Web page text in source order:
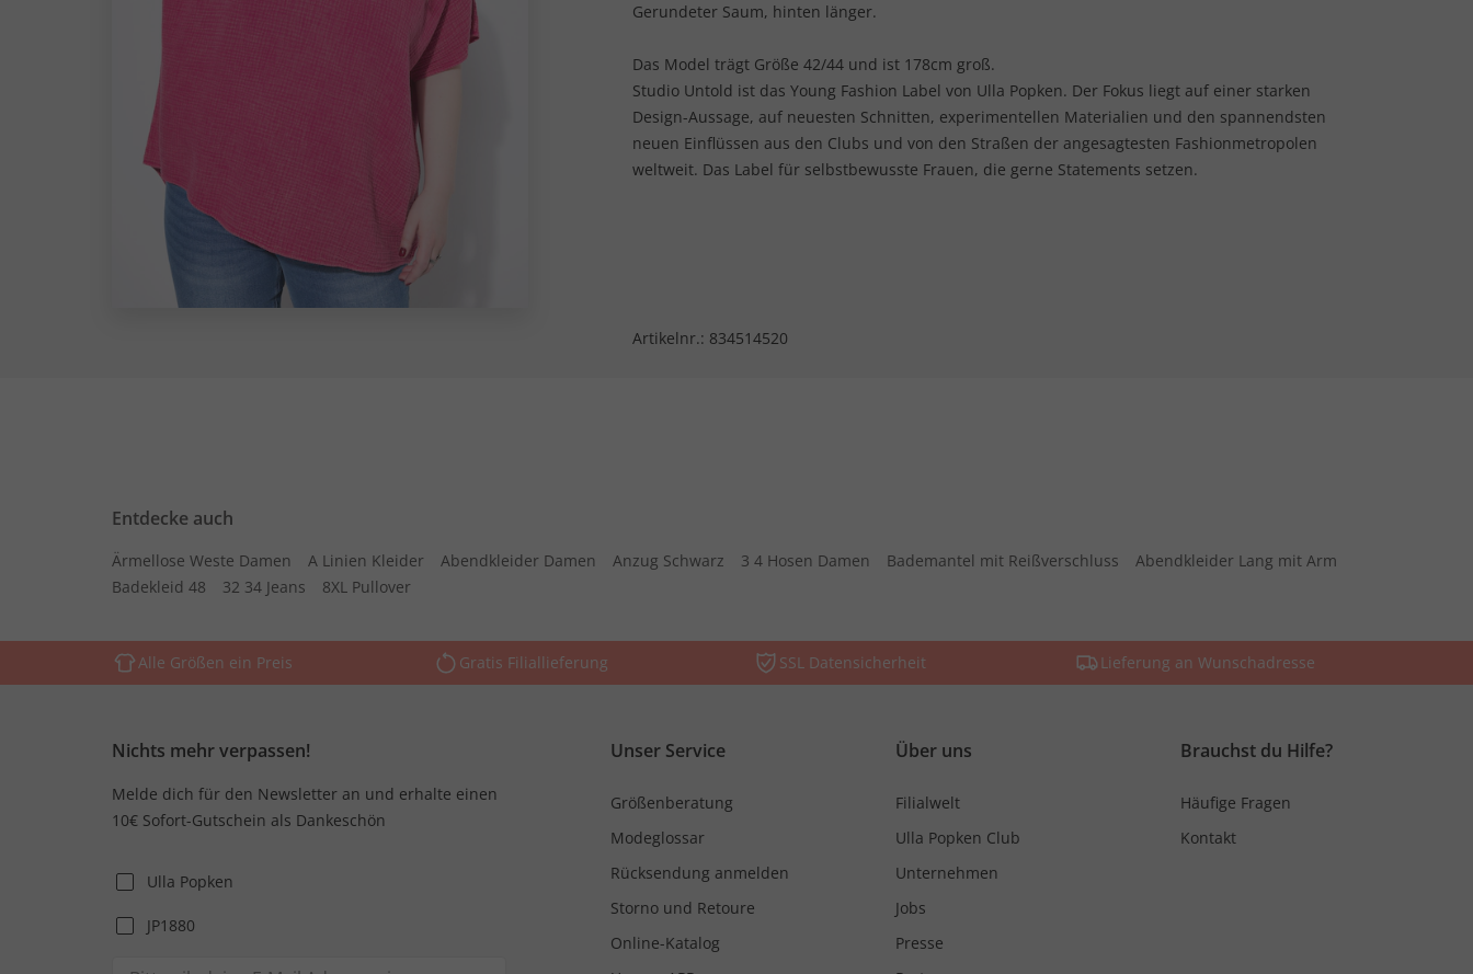
Gerundeter Saum, hinten länger.
Das Model trägt Größe 42/44 und ist 178cm groß.
Studio Untold ist das Young Fashion Label von Ulla Popken. Der Fokus liegt auf einer starken
Design-Aussage, auf neuesten Schnitten, experimentellen Materialien und den spannendsten
neuen Einflüssen aus den Clubs und von den Straßen der angesagtesten Fashionmetropolen
weltweit. Das Label für selbstbewusste Frauen, die gerne Statements setzen.
Artikelnr.: 834514520
Entdecke auch
Ärmellose Weste Damen A Linien Kleider Abendkleider Damen Anzug Schwarz 3 4 Hosen Damen Bademantel mit Reißverschluss
Abendkleider Lang mit Arm
Badekleid 48
32 34 Jeans 8XL Pullover
Alle Größen ein Preis Gratis Filiallieferung SSL Datensicherheit Lieferung an Wunschadresse
Nichts mehr verpassen!
Melde dich für den Newsletter an und erhalte einen
10€ Sofort-Gutschein als Dankeschön
Ulla Popken
JP1880
Unser Service
Größenberatung
Modeglossar
Rücksendung anmelden
Storno und Retoure
Online-Katalog
Über uns
Filialwelt
Ulla Popken Club
Unternehmen
Jobs
Presse
Brauchst du Hilfe?
Häufige Fragen
Kontakt